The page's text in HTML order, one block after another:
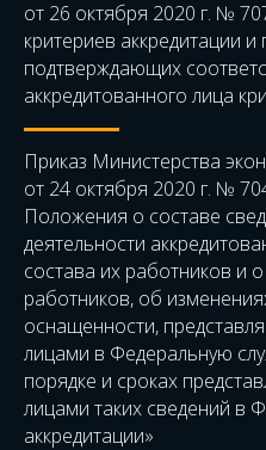
от 26 октября 2020 г. №
критериев аккредитации
подтверждающих
аккредитованного лица
Приказ Министерства
от 24 октября 2020 г. №
Положения о составе
деятельности
состава их работников и
работников, об
оснащенности,
лицами в Федеральную
порядке и сроках
лицами таких сведений в
аккредитации»